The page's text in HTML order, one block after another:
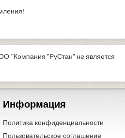
"Компания "РуСтан" не является
Информация
Политика конфиденциальности
Пользовательское соглашение